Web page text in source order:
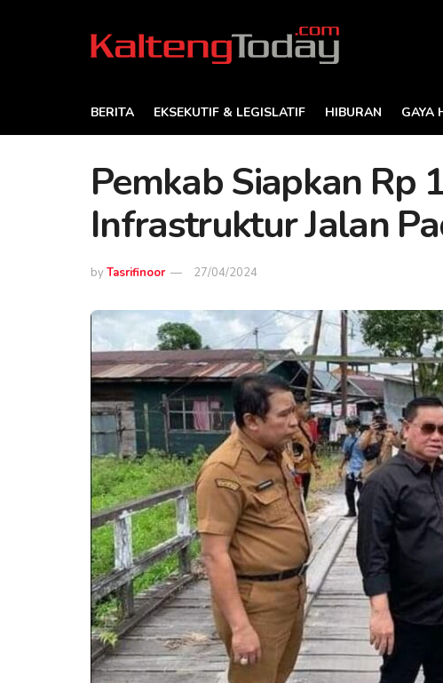
BERITA EKSEKUTIF & LEGISLATIF HIBURAN GAYA
Pemkab Siapkan Rp
Infrastruktur Jalan
byTasrifinoor 27/04/2024